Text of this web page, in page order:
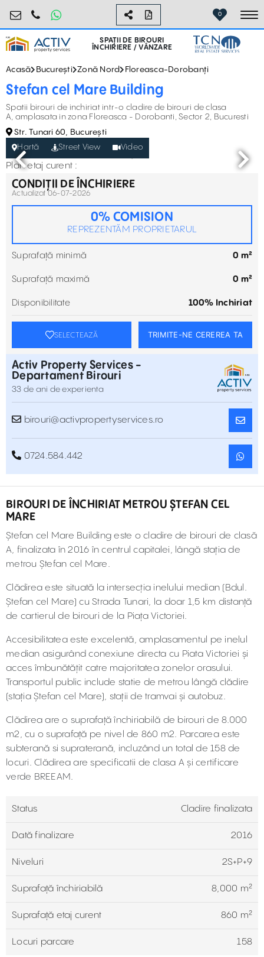
birouri@activpropertyservices.ro
0724.584.442 0
SPAȚII DE BIROURI
ÎNCHIRIERE / VÂNZARE
Acasă București Zonă Nord Floreasca-Dorobanți
Stefan cel Mare Building
Spatii birouri de inchiriat intr-o cladire de birouri de clasa
A, amplasata in zona Floreasca - Dorobanti, Sector 2, Bucuresti
Str. Tunari 60, București
Hartă
Street View Video
Plan etaj curent :
CONDIȚII DE ÎNCHIRIERE
Actualizat 06-07-2026
0% COMISION
REPREZENTĂM PROPRIETARUL
Suprafață minimă 0 m²
Suprafață maximă 0 m²
Disponibilitate 100% Inchiriat
SELECTEAZĂ TRIMITE-NE CEREREA TA
Activ Property Services -
Departament Birouri
33 de ani de experienta
birouri@activpropertyservices.ro
0724.584.442
BIROURI DE ÎNCHIRIAT METROU ȘTEFAN CEL
MARE
Ștefan cel Mare Building este o cladire de birouri de clasă
A, finalizata în 2016 în centrul capitalei, lângă stația de
metrou Ștefan cel Mare.
Clădirea este situată la intersecția inelului median (Bdul.
Ștefan cel Mare) cu Strada Tunari, la doar 1,5 km distanță
de cartierul de birouri de la Piața Victoriei.
Accesibilitatea este excelentă, amplasamentul pe inelul
median asigurând conexiune directa cu Piata Victoriei și
acces îmbunătățit catre majoritatea zonelor orasului.
Transportul public include statie de metrou lângă clădire
(stația Ștefan cel Mare), stații de tramvai și autobuz.
Clădirea are o suprafață închiriabilă de birouri de 8.000
m2, cu o suprafață pe nivel de 860 m2. Parcarea este
subterană si supraterană, incluzând un total de 158 de
locuri. Clădirea are specificatii de clasa A și certificare
verde BREEAM.
Status Cladire finalizata
Dată finalizare 2016
Niveluri 2S+P+9
Suprafață închiriabilă 8,000 m²
Suprafață etaj curent 860 m²
Locuri parcare 158